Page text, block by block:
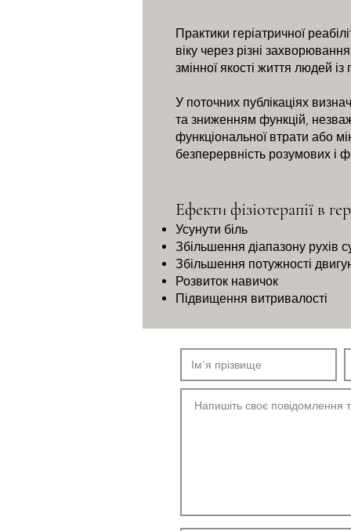
Практики геріатричної
віку через різні
змінної якості життя людей
У поточних публікаціях
та зниженням функцій,
функціональної втрати або
безперервність розумових і
Ефекти фізіотерапії в
Усунути біль
Збільшення діапазону рухів
Збільшення потужності
Розвиток навичок
Підвищення витривалості